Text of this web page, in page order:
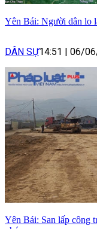
Yên Bái: Người dân lo
DÂN SỰ14:51 | 06/
Yên Bái: San lấp công